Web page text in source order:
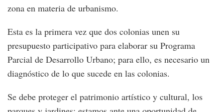
zona en materia de urbanismo.
Esta es la primera vez que dos colonias unen su
presupuesto participativo para elaborar su Programa
Parcial de Desarrollo Urbano; para ello, es necesario un
diagnóstico de lo que sucede en las colonias.
Se debe proteger el patrimonio artístico y cultural, los